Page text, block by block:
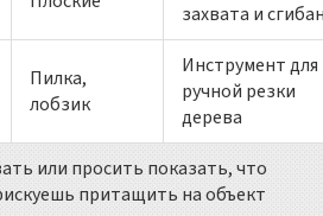
захвата и
Пилка,
лобзик
Инструмент для
ручной резки
дерева
или просить показать, что
притащить на объект